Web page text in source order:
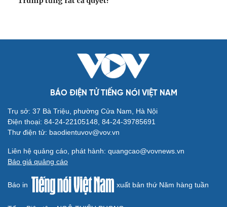
BÁO ĐIỆN TỬ TIẾNG NÓI VIỆT NAM
Trụ sở: 37 Bà Triệu, phường Cửa Nam, Hà Nội
Điện thoại: 84-24-22105148, 84-24-39785691
Thư điện tử: baodientuvov@vov.vn
Liên hệ quảng cáo, phát hành: quangcao@vovnews.vn
Báo giá quảng cáo
Báo in xuất bản thứ Năm hàng tuần